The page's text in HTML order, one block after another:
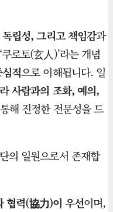
립성, 그리고 책임감과
로토(玄人)’라는 개념
적으로 이해됩니다. 일
사람과의 조화, 예의,
해 진정한 전문성을 드
의 일원으로서 존재합
협력(協力)이 우선이며,